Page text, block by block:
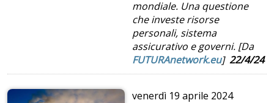
mondiale. Una questione
che investe risorse
personali, sistema
assicurativo e governi. [Da
FUTURAnetwork.eu] 22/4/24
venerdì 19 aprile 2024